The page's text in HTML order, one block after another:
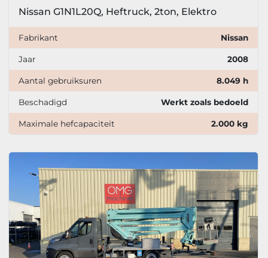
Nissan G1N1L20Q, Heftruck, 2ton, Elektro
Fabrikant Nissan
Jaar 2008
Aantal gebruiksuren 8.049 h
Beschadigd Werkt zoals bedoeld
Maximale hefcapaciteit 2.000 kg